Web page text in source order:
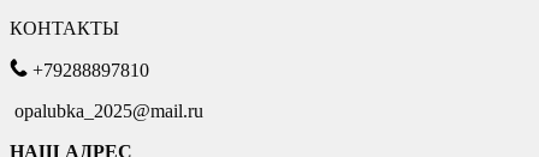
КОНТАКТЫ
+79288897810
opalubka_2025@mail.ru
НАШ АДРЕС